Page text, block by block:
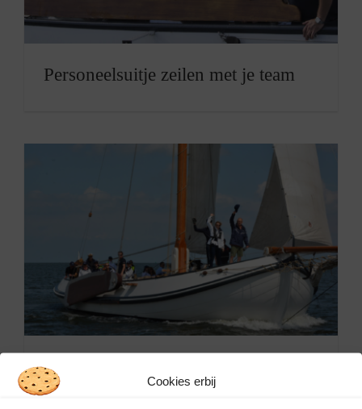
Cookies erbij
Personeelsuitje zeilen met je team
Familiedag zeilen op een lemsteraak